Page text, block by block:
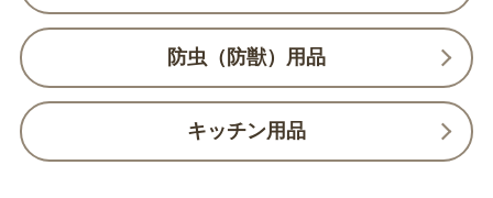
防虫（防獣）用品
キッチン用品